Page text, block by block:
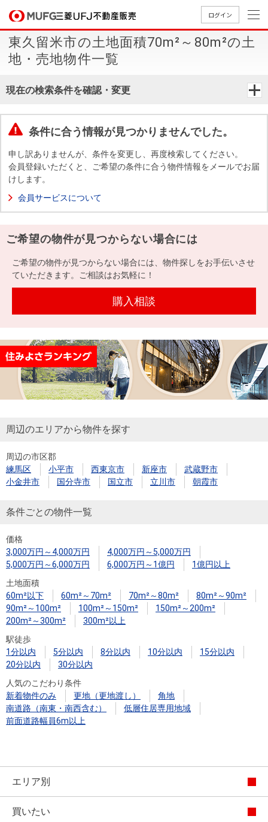
ログイン
買いたいTOP
中古
マン
ンを
探す
築・
一戸
建て
す
用
物
件
を
す
件を
探す
購入向け
サービス
住宅ロー
ンシミュ
住まい1プ
ラス（お
暮らしの
税金の本
（電子ブ
ック）
ド
売りたいTOP
無
料
定
却
談
売却
金額
試算
売却向け
周辺相場
住まい1プ
住まいと
暮らしの
税金の本
売却ガイ
ド
店舗案内TOP
店舗のご
案内（首
案内（名
案内（関
会社情報TOP
ごあいさ
つ
要
Way
経営ビジ
ョン
組織図
役員一
沿革
本社地
図
（電子ブ
ック版）
採用情報TOP
新卒採用
情報
採用情報
買いたい
売りたい
店舗案内
会社情報
採用情報
提携企業にお勤めの方
閉じる
東久留米市の土地面積70m²～80m²の土
地・売地物件一覧
現在の検索条件を確認・変更
条件に合う情報が見つかりませんでした。
申し訳ありませんが、条件を変更し、再度検索してください。
会員登録いただくと、ご希望の条件に合う物件情報をメールでお届
けします。
会員サービスについて
ご希望の物件が見つからない場合には
ご希望の物件が見つからない場合には、物件探しをお手伝いさせ
ていただきます。ご相談はお気軽に！
購入相談
周辺のエリアから物件を探す
周辺の市区郡
練馬区
小平市 西東京市 新座市
武蔵野市
小金井市
国分寺市 国立市 立川市 朝霞市
条件ごとの物件一覧
価格
3,000万円～4,000万円
4,000万円～5,000万円
5,000万円～6,000万円
6,000万円～1億円
1億円以上
土地面積
60m²以下
60m²～70m² 70m²～80m²
80m²～90m²
90m²～100m²
100m²～150m²
150m²～200m²
200m²～300m²
300m²以上
駅徒歩
1分以内
5分以内 8分以内 10分以内
15分以内
20分以内
30分以内
人気のこだわり条件
新着物件のみ
更地（更地渡し）
角地
南道路（南東・南西含む）
低層住居専用地域
前面道路幅員6m以上
エリア別
買いたい